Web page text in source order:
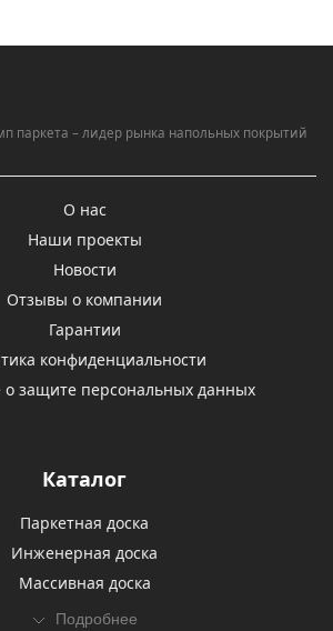
паркета – лидер рынка напольных покрытий
О нас
Наши проекты
Новости
Отзывы о компании
Гарантии
конфиденциальности
защите персональных данных
Каталог
Паркетная доска
Инженерная доска
Массивная доска
Подробнее